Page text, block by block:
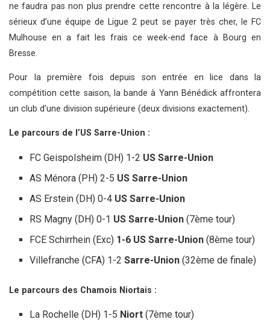
ne faudra pas non plus prendre cette rencontre à la légère. Le
sérieux d’une équipe de Ligue 2 peut se payer très cher, le FC
Mulhouse en a fait les frais ce week-end face à Bourg en
Bresse.
Pour la première fois depuis son entrée en lice dans la
compétition cette saison, la bande à Yann Bénédick affrontera
un club d’une division supérieure (deux divisions exactement).
Le parcours de l’US Sarre-Union :
FC Geispolsheim (DH) 1-2 US Sarre-Union
AS Ménora (PH) 2-5 US Sarre-Union
AS Erstein (DH) 0-4 US Sarre-Union
RS Magny (DH) 0-1 US Sarre-Union (7ème tour)
FCE Schirrhein (Exc) 1-6 US Sarre-Union (8ème tour)
Villefranche (CFA) 1-2Sarre-Union (32ème de finale)
Le parcours des Chamois Niortais :
La Rochelle (DH) 1-5 Niort (7ème tour)